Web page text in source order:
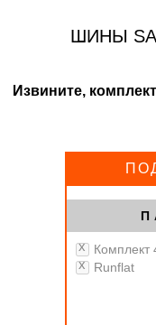
ШИНЫ
Извините,
Комплект
Runflat